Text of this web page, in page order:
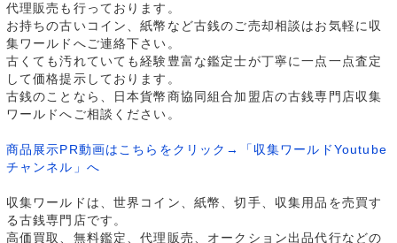
代理販売も行っております。
お持ちの古いコイン、紙幣など古銭のご売却相談はお気軽に収
集ワールドへご連絡下さい。
古くても汚れていても経験豊富な鑑定士が丁寧に一点一点査定
して価格提示しております。
古銭のことなら、日本貨幣商協同組合加盟店の古銭専門店収集
ワールドへご相談ください。
商品展示PR動画はこちらをクリック→「収集ワールドYoutube
チャンネル」へ
収集ワールドは、世界コイン、紙幣、切手、収集用品を売買す
る古銭専門店です。
高価買取、無料鑑定、代理販売、オークション出品代行などの